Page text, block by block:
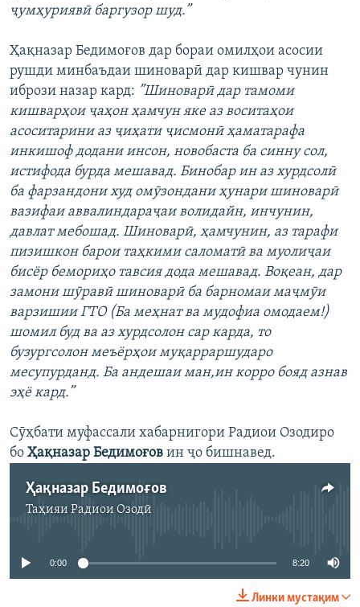
ҷумҳуриявӣ баргузор шуд.”
Ҳақназар Бедимоғов дар бораи омилҳои асосии
рушди минбаъдаи шиноварӣ дар кишвар чунин
ибрози назар кард: ”Шиноварӣ дар тамоми
кишварҳои ҷаҳон ҳамчун яке аз воситаҳои
асоситарини аз ҷиҳати ҷисмонӣ ҳаматарафа
инкишоф додани инсон, новобаста ба синну сол,
истифода бурда мешавад. Бинобар ин аз хурдсолӣ
ба фарзандони худ омӯзондани ҳунари шиноварӣ
вазифаи аввалиндараҷаи волидайн, инчунин,
давлат мебошад. Шиноварӣ, ҳамчунин, аз тарафи
пизишкон барои таҳкими саломатӣ ва муолиҷаи
бисёр бемориҳо тавсия дода мешавад. Воқеан, дар
замони шӯравӣ шиноварӣ ба барномаи маҷмӯи
варзишии ГТО (Ба меҳнат ва мудофиа омодаем!)
шомил буд ва аз хурдсолон сар карда, то
бузургсолон меъёрҳои муқарраршударо
месупурданд. Ба андешаи ман,ин корро бояд азнав
эҳё кард.”
Сӯҳбати муфассали хабарнигори Радиои Озодиро
бо Ҳақназар Бедимоғов ин ҷо бишнавед.
Ҳақназар Бедимоғов
Таҳияи Радиои Озодӣ
Феълан кор намекунад
0:00 8:20
Линки мустақим